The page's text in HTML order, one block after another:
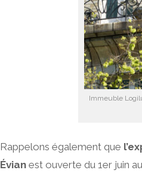
Immeuble
Rappelons également que
Évianest ouverte du 1er juin